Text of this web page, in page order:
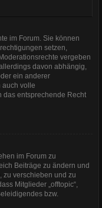
im Forum. Sie können
setzen,
vergeben
davon abhängig,
ein anderer
auch volle
das entsprechende Recht
im Forum zu
Beiträge zu ändern und
zu verschieben und zu
Mitglieder „offtopic“,
bzw.